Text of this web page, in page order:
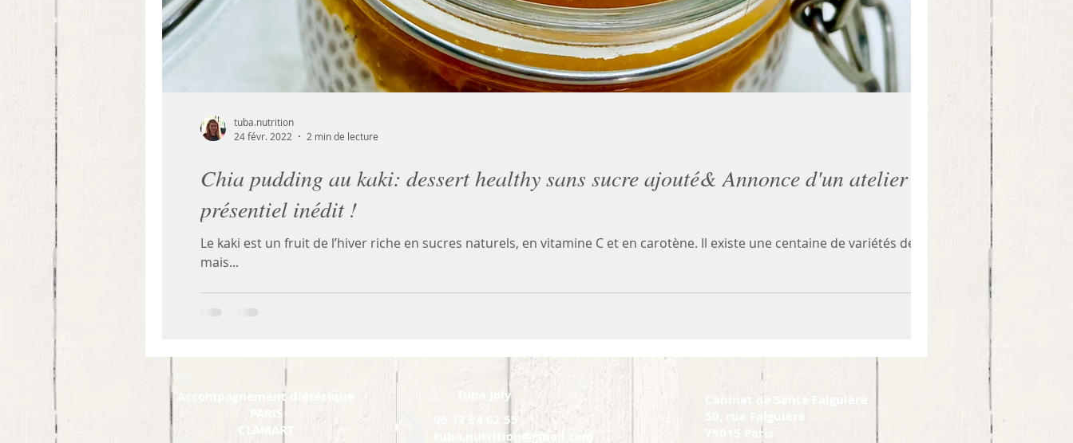
Chia pudding au kaki: dessert healthy sans sucre ajouté& Annonce d'un atelier en
présentiel inédit !
Le kaki est un fruit de l’hiver riche en sucres naturels, en vitamine C et en carotène. Il existe une centaine de variétés de kakis
mais...
tuba.nutrition
24 févr. 2022
2 min de lecture
Tuba Joly
Accompagnement diététique
PARIS
CLAMART
Cabinet de Santé Falguière
50, rue Falguière
75015 Paris
06 12 94 62 55
tuba.nutrition@gmail.com